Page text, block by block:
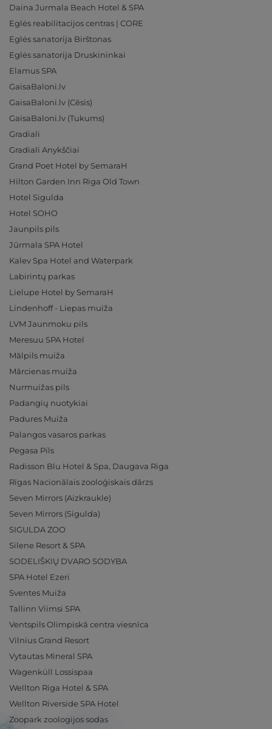
Daina Jurmala Beach Hotel & SPA
Eglės reabilitacijos centras | CORE
Eglės sanatorija Birštonas
Eglės sanatorija Druskininkai
Elamus SPA
GaisaBaloni.lv
GaisaBaloni.lv (Cēsis)
GaisaBaloni.lv (Tukums)
Gradiali
Gradiali Anykščiai
Grand Poet Hotel by SemaraH
Hilton Garden Inn Riga Old Town
Hotel Sigulda
Hotel SOHO
Jaunpils pils
Jūrmala SPA Hotel
Kalev Spa Hotel and Waterpark
Labirintų parkas
Lielupe Hotel by SemaraH
Lindenhoff - Liepas muiža
LVM Jaunmoku pils
Meresuu SPA Hotel
Mālpils muiža
Mārcienas muiža
Nurmuižas pils
Padangių nuotykiai
Padures Muiža
Palangos vasaros parkas
Pegasa Pils
Radisson Blu Hotel & Spa, Daugava Riga
Rīgas Nacionālais zooloģiskais dārzs
Seven Mirrors (Aizkraukle)
Seven Mirrors (Sigulda)
SIGULDA ZOO
Silene Resort & SPA
SODELIŠKIŲ DVARO SODYBA
SPA Hotel Ezeri
Sventes Muiža
Tallinn Viimsi SPA
Ventspils Olimpiskā centra viesnīca
Vilnius Grand Resort
Vytautas Mineral SPA
Wagenküll Lossispaa
Wellton Riga Hotel & SPA
Wellton Riverside SPA Hotel
Zoopark zoologijos sodas